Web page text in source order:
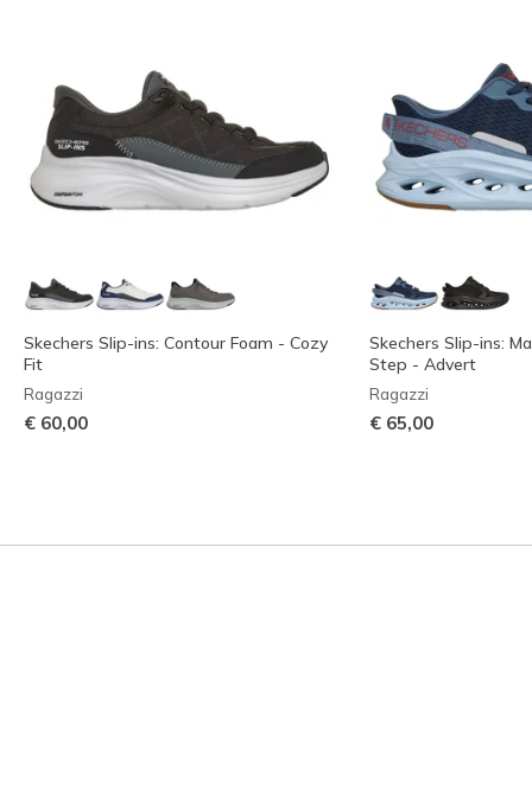
Skechers Slip-ins: Contour Foam - Cozy
Fit
Ragazzi
€ 60,00
Skechers Slip-ins:
Step - Advert
Ragazzi
€ 65,00